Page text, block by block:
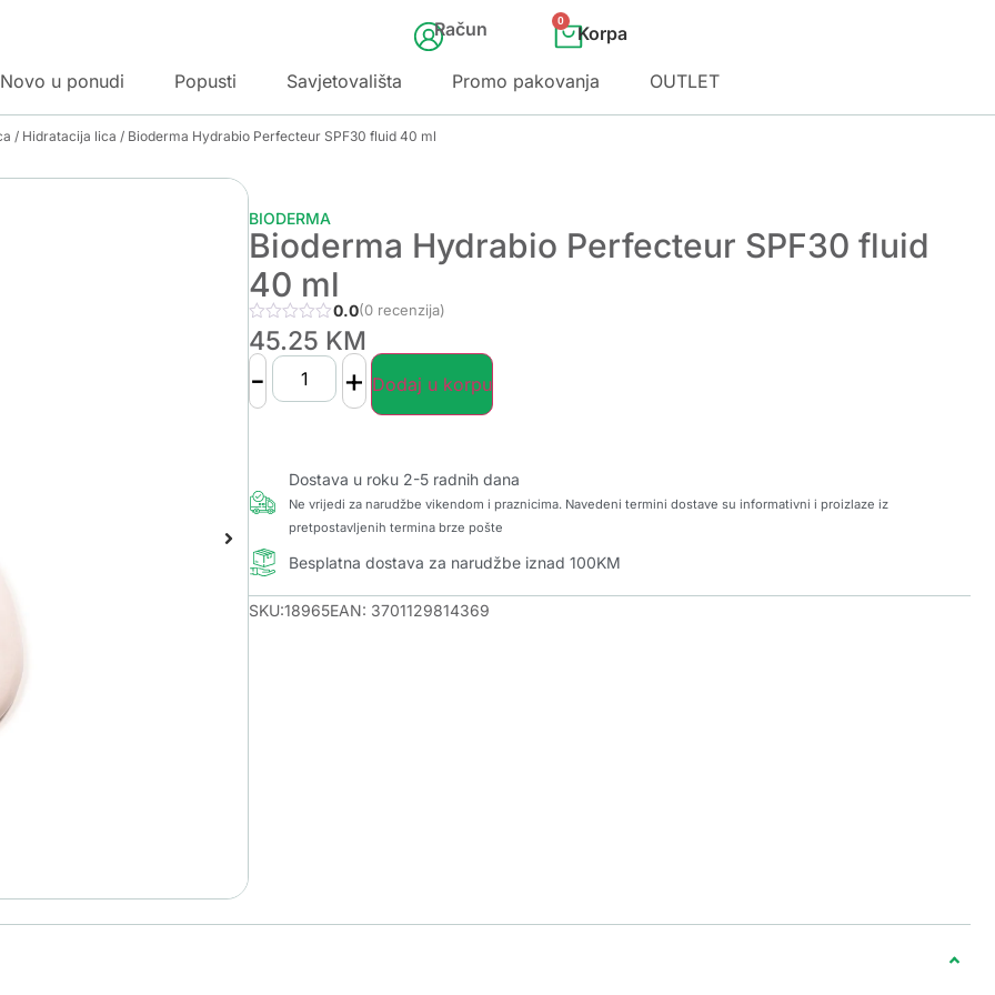
Račun 0
Novo u ponudi Popusti Savjetovališta Promo pakovanja OUTLET
/ Hidratacija lica / Bioderma Hydrabio Perfecteur SPF30 fluid 40 ml
BIODERMA
Bioderma Hydrabio Perfecteur SPF30 fluid
40 ml
0.0(0 recenzija)
45.25 KM
- + Dodaj u korpu
Dostava u roku 2-5 radnih dana
Ne vrijedi za narudžbe vikendom i praznicima. Navedeni termini dostave su informativni i proizlaze iz
pretpostavljenih termina brze pošte
Besplatna dostava za narudžbe iznad 100KM
SKU:18965EAN: 3701129814369